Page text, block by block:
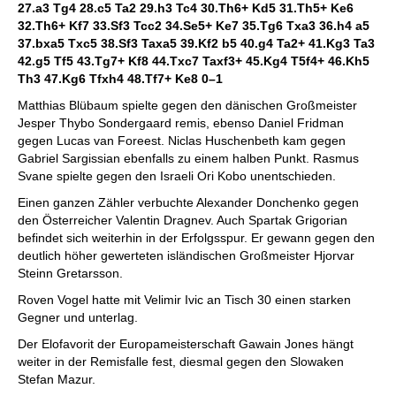
27.a3 Tg4 28.c5 Ta2 29.h3 Tc4 30.Th6+ Kd5 31.Th5+ Ke6
32.Th6+ Kf7 33.Sf3 Tcc2 34.Se5+ Ke7 35.Tg6 Txa3 36.h4 a5
37.bxa5 Txc5 38.Sf3 Taxa5 39.Kf2 b5 40.g4 Ta2+ 41.Kg3 Ta3
42.g5 Tf5 43.Tg7+ Kf8 44.Txc7 Taxf3+ 45.Kg4 T5f4+ 46.Kh5
Th3 47.Kg6 Tfxh4 48.Tf7+ Ke8 0–1
Matthias Blübaum spielte gegen den dänischen Großmeister
Jesper Thybo Sondergaard remis, ebenso Daniel Fridman
gegen Lucas van Foreest. Niclas Huschenbeth kam gegen
Gabriel Sargissian ebenfalls zu einem halben Punkt. Rasmus
Svane spielte gegen den Israeli Ori Kobo unentschieden.
Einen ganzen Zähler verbuchte Alexander Donchenko gegen
den Österreicher Valentin Dragnev. Auch Spartak Grigorian
befindet sich weiterhin in der Erfolgsspur. Er gewann gegen den
deutlich höher gewerteten isländischen Großmeister Hjorvar
Steinn Gretarsson.
Roven Vogel hatte mit Velimir Ivic an Tisch 30 einen starken
Gegner und unterlag.
Der Elofavorit der Europameisterschaft Gawain Jones hängt
weiter in der Remisfalle fest, diesmal gegen den Slowaken
Stefan Mazur.